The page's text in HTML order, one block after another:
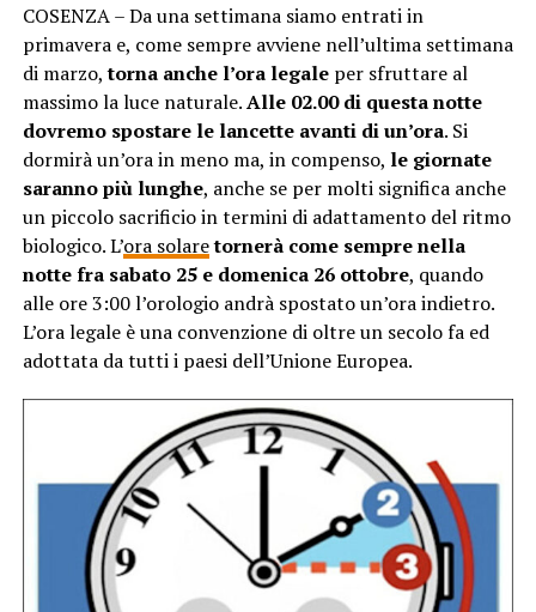
COSENZA – Da una settimana siamo entrati in
primavera e, come sempre avviene nell’ultima settimana
di marzo,torna anche l’ora legaleper sfruttare al
massimo la luce naturale.Alle 02.00 di questa notte
dovremo spostare le lancette avanti di un’ora. Si
dormirà un’ora in meno ma, in compenso, le giornate
saranno più lunghe, anche se per molti significa anche
un piccolo sacrificio in termini di adattamento del ritmo
biologico. L’ora solaretornerà come sempre nella
notte fra sabato 25 e domenica 26 ottobre, quando
alle ore 3:00 l’orologio andrà spostato un’ora indietro.
L’ora legale è una convenzione di oltre un secolo fa ed
adottata da tutti i paesi dell’Unione Europea.